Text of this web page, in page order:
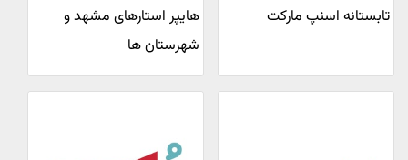
تابستانه اسنپ مارکت
هایپر استارهای مشهد و
شهرستان ها